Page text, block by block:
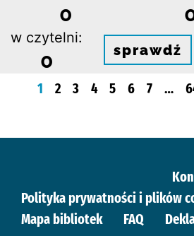
0
w czytelni:
0 sprawdź
1 2 3 4 5 6 7 …
Polityka prywatności i plików
Mapa bibliotek
FAQ